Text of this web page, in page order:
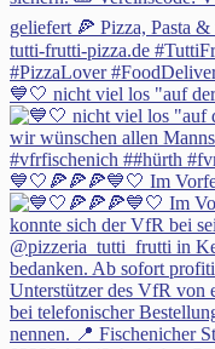
💙🤍 nicht viel los "auf
💙🤍🍕🍕🍕💙🤍 Im